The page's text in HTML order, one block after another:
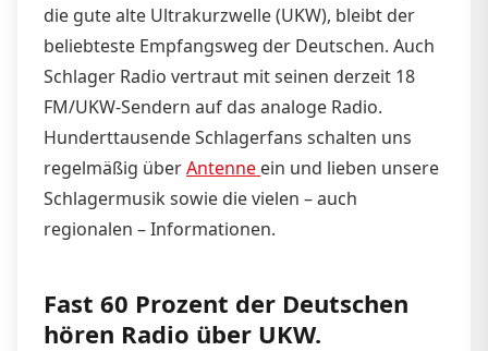
die gute alte Ultrakurzwelle (UKW), bleibt der
beliebteste Empfangsweg der Deutschen. Auch
Schlager Radio vertraut mit seinen derzeit 18
FM/UKW-Sendern auf das analoge Radio.
Hunderttausende Schlagerfans schalten uns
regelmäßig überAntenne ein und lieben unsere
Schlagermusik sowie die vielen – auch
regionalen – Informationen.
Fast 60 Prozent der Deutschen
hören Radio über UKW.